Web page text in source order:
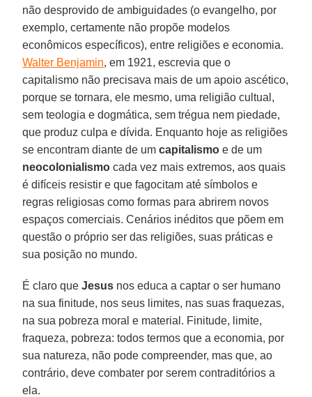
não desprovido de ambiguidades (o evangelho, por
exemplo, certamente não propõe modelos
econômicos específicos), entre religiões e economia.
Walter Benjamin, em 1921, escrevia que o
capitalismo não precisava mais de um apoio ascético,
porque se tornara, ele mesmo, uma religião cultual,
sem teologia e dogmática, sem trégua nem piedade,
que produz culpa e dívida. Enquanto hoje as religiões
se encontram diante de umcapitalismo e de um
neocolonialismo cada vez mais extremos, aos quais
é difíceis resistir e que fagocitam até símbolos e
regras religiosas como formas para abrirem novos
espaços comerciais. Cenários inéditos que põem em
questão o próprio ser das religiões, suas práticas e
sua posição no mundo.
É claro queJesus nos educa a captar o ser humano
na sua finitude, nos seus limites, nas suas fraquezas,
na sua pobreza moral e material. Finitude, limite,
fraqueza, pobreza: todos termos que a economia, por
sua natureza, não pode compreender, mas que, ao
contrário, deve combater por serem contraditórios a
ela.